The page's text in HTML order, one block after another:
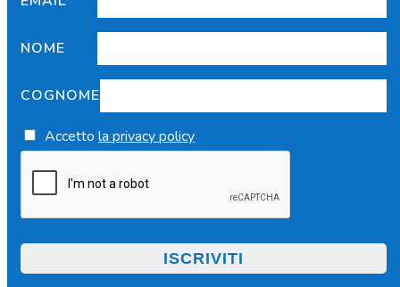
NOME
COGNOME
Accetto la privacy policy